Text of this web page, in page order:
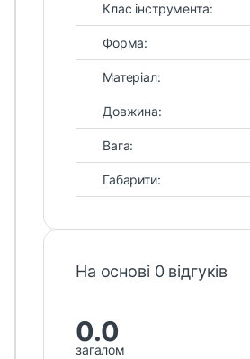
Клас інструмента:
Форма:
Матеріал:
Довжина:
Вага:
Габарити:
На основі 0 відгуків
0.0
загалом